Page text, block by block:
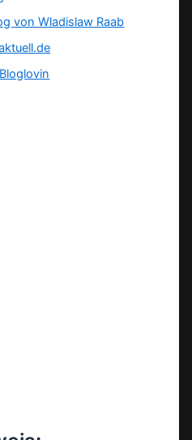
von Wladislaw Raab